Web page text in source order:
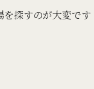
探すのが大変です